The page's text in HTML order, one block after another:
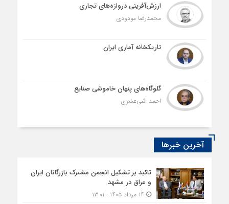
ارزش‌آفرینی دروازه‌های تجاری
محمدرضا مودودی
تاریکخانه آماری ایران
گلوگاه‌های پنهان خاموشی صنایع
احمد اثنی‌عشری
آخرین خبرها
تاکید بر تشکیل انجمن مشترک بازرگانان ایران
و عراق در مشهد